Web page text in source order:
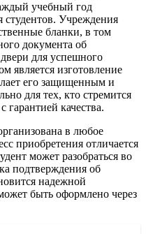
учебный год
Учреждения
бланки, в том
документа об
для успешного
является изготовление
его защищенным и
для тех, кто стремится
гарантией качества.
в любое
приобретения отличается
может разобраться во
подтверждения об
надежной
быть оформлено через